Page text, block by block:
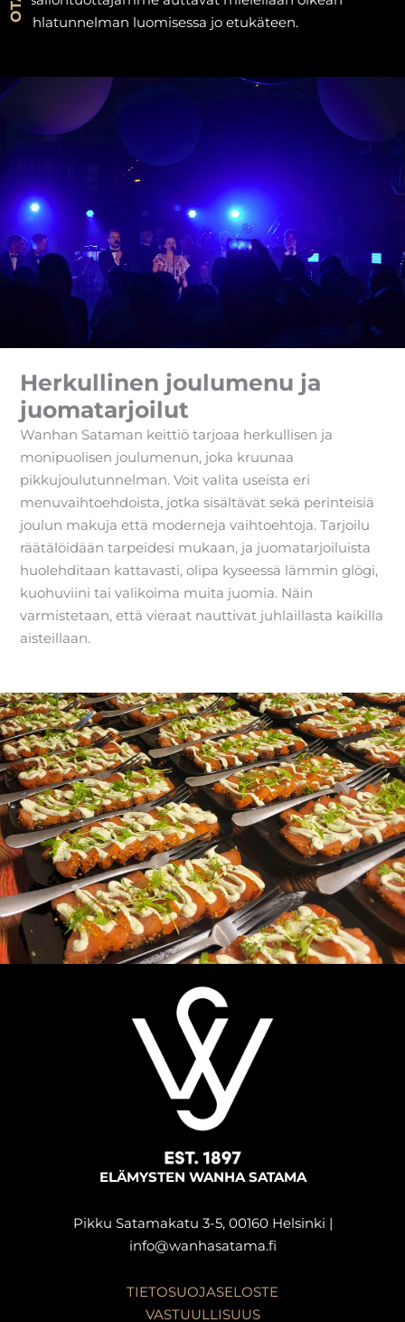
juhlatunnelman luomisessa jo etukäteen.
Herkullinen joulumenu ja
juomatarjoilut
Wanhan Sataman keittiö tarjoaa herkullisen ja
monipuolisen joulumenun, joka kruunaa
pikkujoulutunnelman. Voit valita useista eri
menuvaihtoehdoista, jotka sisältävät sekä perinteisiä
joulun makuja että moderneja vaihtoehtoja. Tarjoilu
räätälöidään tarpeidesi mukaan, ja juomatarjoiluista
huolehditaan kattavasti, olipa kyseessä lämmin glögi,
kuohuviini tai valikoima muita juomia. Näin
varmistetaan, että vieraat nauttivat juhlaillasta kaikilla
aisteillaan.
ELÄMYSTEN WANHA SATAMA
Pikku Satamakatu 3-5, 00160 Helsinki |
info@wanhasatama.fi
TIETOSUOJASELOSTE
VASTUULLISUUS